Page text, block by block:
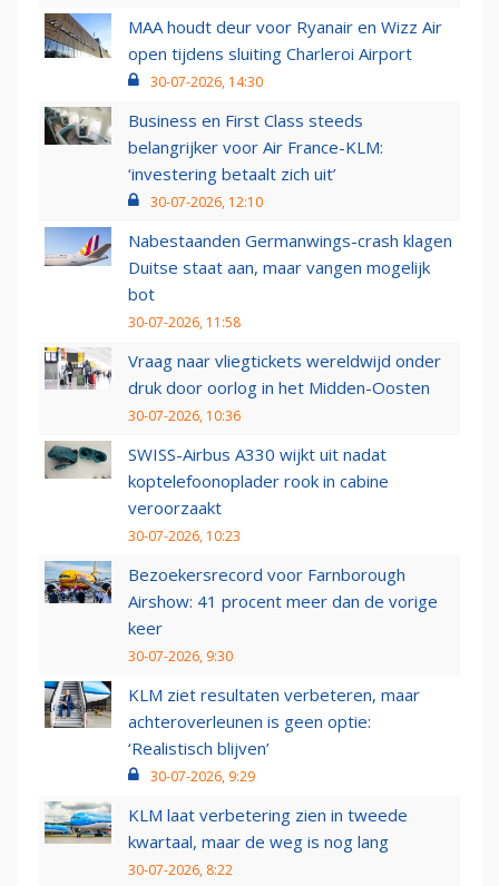
MAA houdt deur voor Ryanair en Wizz Air
open tijdens sluiting Charleroi Airport
30-07-2026, 14:30
Business en First Class steeds
belangrijker voor Air France-KLM:
‘investering betaalt zich uit’
30-07-2026, 12:10
Nabestaanden Germanwings-crash klagen
Duitse staat aan, maar vangen mogelijk
bot
30-07-2026, 11:58
Vraag naar vliegtickets wereldwijd onder
druk door oorlog in het Midden-Oosten
30-07-2026, 10:36
SWISS-Airbus A330 wijkt uit nadat
koptelefoonoplader rook in cabine
veroorzaakt
30-07-2026, 10:23
Bezoekersrecord voor Farnborough
Airshow: 41 procent meer dan de vorige
keer
30-07-2026, 9:30
KLM ziet resultaten verbeteren, maar
achteroverleunen is geen optie:
‘Realistisch blijven’
30-07-2026, 9:29
KLM laat verbetering zien in tweede
kwartaal, maar de weg is nog lang
30-07-2026, 8:22